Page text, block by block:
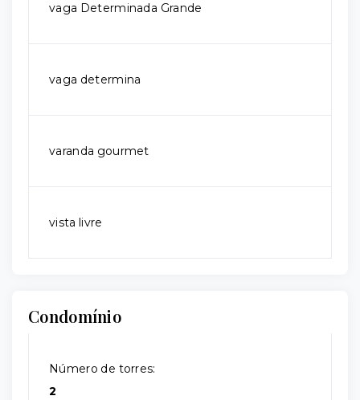
vaga Determinada Grande
vaga determina
varanda gourmet
vista livre
Condomínio
Número de torres:
2